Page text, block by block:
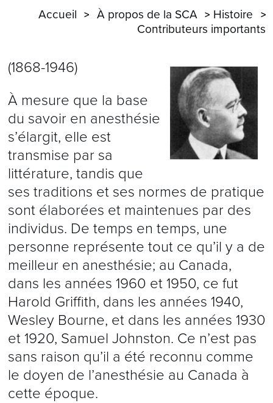
Accueil À propos de la SCA
Histoire
Contributeurs importants
(1868-1946)
À mesure que la base
du savoir en anesthésie
s’élargit, elle est
transmise par sa
littérature, tandis que
ses traditions et ses normes de pratique
sont élaborées et maintenues par des
individus. De temps en temps, une
personne représente tout ce qu’il y a de
meilleur en anesthésie; au Canada,
dans les années 1960 et 1950, ce fut
Harold Griffith, dans les années 1940,
Wesley Bourne, et dans les années 1930
et 1920, Samuel Johnston. Ce n’est pas
sans raison qu’il a été reconnu comme
le doyen de l’anesthésie au Canada à
cette époque.